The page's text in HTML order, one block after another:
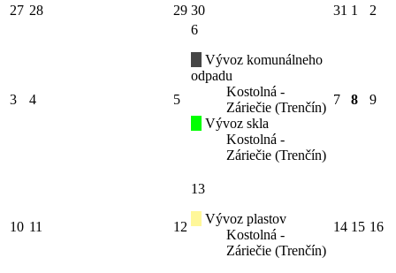
27 28 29 30 31 1 2
3 4 5
6
Vývoz komunálneho
odpadu
Kostolná -
Záriečie (Trenčín)
Vývoz skla
Kostolná -
Záriečie (Trenčín)
7 8 9
10 11 12
13
Vývoz plastov
Kostolná -
Záriečie (Trenčín)
14 15 16